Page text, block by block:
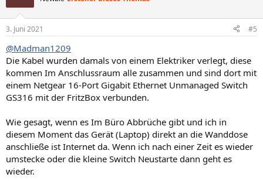
e
:
3. Juni 2021 #5
@Madman1209
Die Kabel wurden damals von einem Elektriker verlegt, diese
kommen Im Anschlussraum alle zusammen und sind dort mit
einem Netgear 16-Port Gigabit Ethernet Unmanaged Switch
GS316 mit der FritzBox verbunden.
Wie gesagt, wenn es Im Büro Abbrüche gibt und ich in
diesem Moment das Gerät (Laptop) direkt an die Wanddose
anschließe ist Internet da. Wenn ich nach einer Zeit es wieder
umstecke oder die kleine Switch Neustarte dann geht es
wieder.